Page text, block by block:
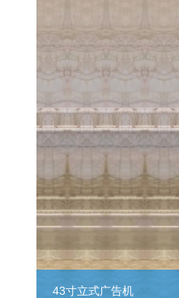
43寸立式广告机